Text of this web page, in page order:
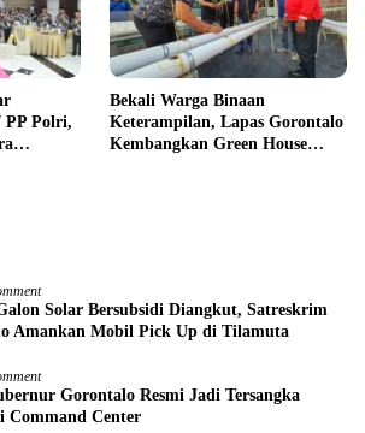
PP Polri,
Bekali Warga Binaan
Keterampilan, Lapas Gorontalo
Kembangkan Green House
Solar Bersubsidi Diangkut, Satreskrim
Amankan Mobil Pick Up di Tilamuta
Gorontalo Resmi Jadi Tersangka
Command Center